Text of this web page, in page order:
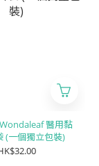
醫用黏
(一個獨立包裝)